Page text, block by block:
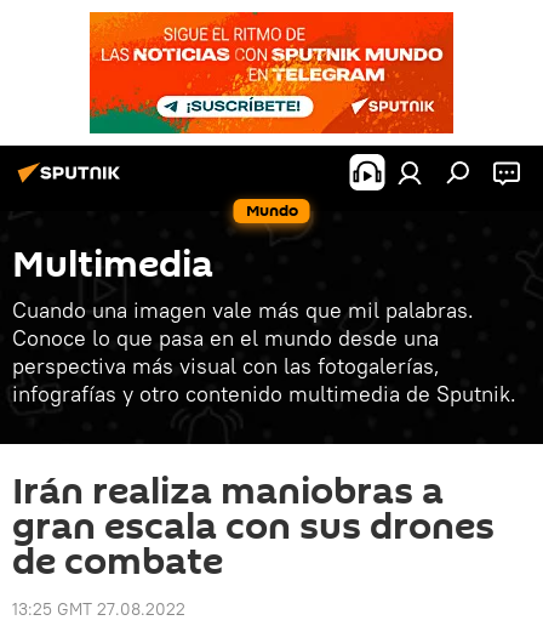
Mundo
Multimedia
Cuando una imagen vale más que mil palabras.
Conoce lo que pasa en el mundo desde una
perspectiva más visual con las fotogalerías,
infografías y otro contenido multimedia de Sputnik.
Irán realiza maniobras a
gran escala con sus drones
de combate
13:25 GMT 27.08.2022